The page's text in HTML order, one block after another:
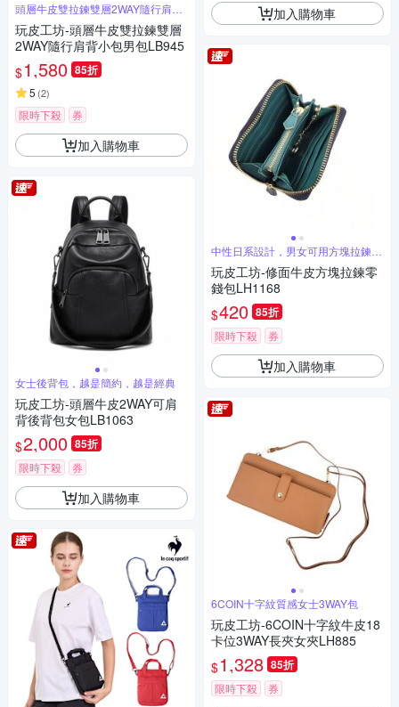
頭層牛皮雙拉鍊雙層2WAY隨行肩背
包
玩皮工坊-頭層牛皮雙拉鍊雙層
2WAY隨行肩背小包男包LB945
$1,580 85折
5 (2)
限時下殺 券
加入購物車
女士後背包，越是簡約，越是經典
玩皮工坊-頭層牛皮2WAY可肩
背後背包女包LB1063
$2,000 85折
限時下殺 券
加入購物車
加入購物車
中性日系設計，男女可用方塊拉鍊零
錢包
玩皮工坊-修面牛皮方塊拉鍊零
錢包LH1168
$420 85折
限時下殺 券
加入購物車
6COIN十字紋質感女士3WAY包
玩皮工坊-6COIN十字紋牛皮18
卡位3WAY長夾女夾LH885
$1,328 85折
限時下殺 券